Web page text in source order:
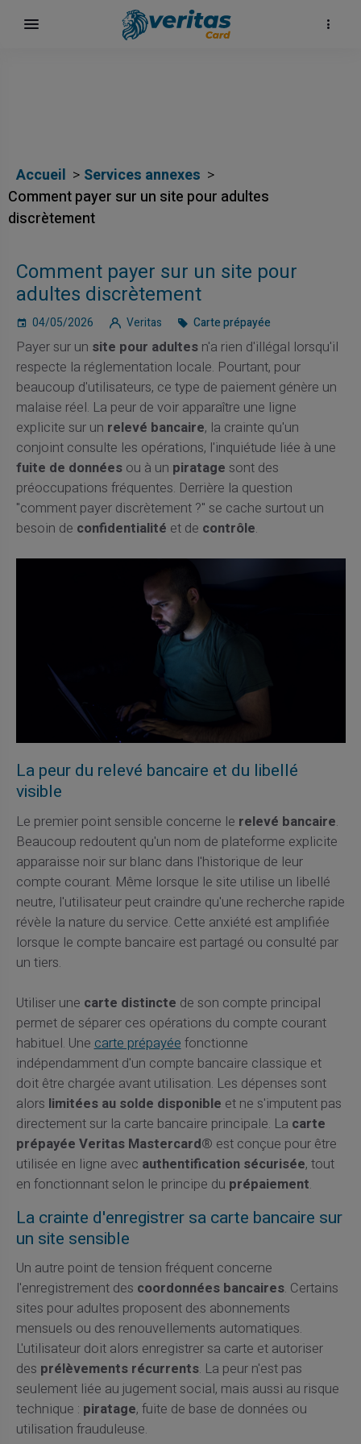
Accueil
Services annexes
Comment payer sur un site pour adultes
discrètement
Comment payer sur un site pour
adultes discrètement
04/05/2026 Veritas Carte prépayée
Payer sur un site pour adultesn'a rien d'illégal lorsqu'il
respecte la réglementation locale. Pourtant, pour
beaucoup d'utilisateurs, ce type de paiement génère un
malaise réel. La peur de voir apparaître une ligne
explicite sur un relevé bancaire, la crainte qu'un
conjoint consulte les opérations, l'inquiétude liée à une
fuite de donnéesou à un piratage sont des
préoccupations fréquentes. Derrière la question
"comment payer discrètement ?" se cache surtout un
besoin de confidentialité et de contrôle.
La peur du relevé bancaire et du libellé
visible
Le premier point sensible concerne le relevé bancaire.
Beaucoup redoutent qu'un nom de plateforme explicite
apparaisse noir sur blanc dans l'historique de leur
compte courant. Même lorsque le site utilise un libellé
neutre, l'utilisateur peut craindre qu'une recherche rapide
révèle la nature du service. Cette anxiété est amplifiée
lorsque le compte bancaire est partagé ou consulté par
un tiers.
Utiliser une carte distincte de son compte principal
permet de séparer ces opérations du compte courant
habituel. Une carte prépayée fonctionne
indépendamment d'un compte bancaire classique et
doit être chargée avant utilisation. Les dépenses sont
alors limitées au solde disponible et ne s'imputent pas
directement sur la carte bancaire principale. La carte
prépayée Veritas Mastercard® est conçue pour être
utilisée en ligne avec authentification sécurisée, tout
en fonctionnant selon le principe du prépaiement.
La crainte d'enregistrer sa carte bancaire sur
un site sensible
Un autre point de tension fréquent concerne
l'enregistrement des coordonnées bancaires. Certains
sites pour adultes proposent des abonnements
mensuels ou des renouvellements automatiques.
L'utilisateur doit alors enregistrer sa carte et autoriser
des prélèvements récurrents. La peur n'est pas
seulement liée au jugement social, mais aussi au risque
technique : piratage, fuite de base de données ou
utilisation frauduleuse.